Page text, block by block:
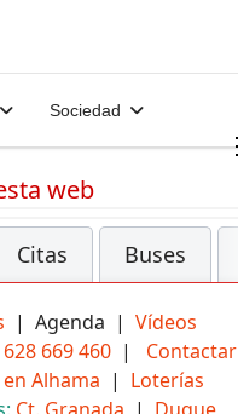
Sociedad
web
Citas Buses
| Agenda | Vídeos
669 460 | Contactar
Alhama | Loterías